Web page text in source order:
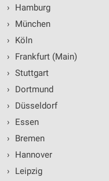
›
Hamburg
›
München
›
Köln
›
Frankfurt (Main)
› Stuttgart
›
Dortmund
›
Düsseldorf
›
Essen
›
Bremen
›
Hannover
›
Leipzig